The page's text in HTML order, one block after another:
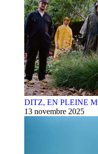
DITZ, EN PLEINE
13 novembre 2025